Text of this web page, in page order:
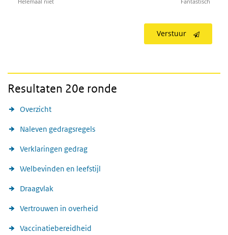
Verstuur
Resultaten 20e ronde
Overzicht
Naleven gedragsregels
Verklaringen gedrag
Welbevinden en leefstijl
Draagvlak
Vertrouwen in overheid
Vaccinatiebereidheid